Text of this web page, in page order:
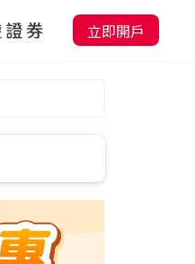
立即開戶